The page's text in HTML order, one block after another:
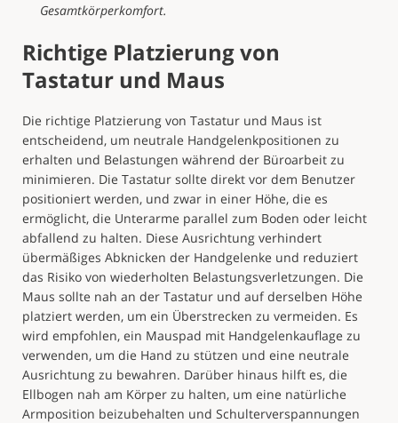
Gesamtkörperkomfort.
Richtige Platzierung von
Tastatur und Maus
Die richtige Platzierung von Tastatur und Maus ist
entscheidend, um neutrale Handgelenkpositionen zu
erhalten und Belastungen während der Büroarbeit zu
minimieren. Die Tastatur sollte direkt vor dem Benutzer
positioniert werden, und zwar in einer Höhe, die es
ermöglicht, die Unterarme parallel zum Boden oder leicht
abfallend zu halten. Diese Ausrichtung verhindert
übermäßiges Abknicken der Handgelenke und reduziert
das Risiko von wiederholten Belastungsverletzungen. Die
Maus sollte nah an der Tastatur und auf derselben Höhe
platziert werden, um ein Überstrecken zu vermeiden. Es
wird empfohlen, ein Mauspad mit Handgelenkauflage zu
verwenden, um die Hand zu stützen und eine neutrale
Ausrichtung zu bewahren. Darüber hinaus hilft es, die
Ellbogen nah am Körper zu halten, um eine natürliche
Armposition beizubehalten und Schulterverspannungen